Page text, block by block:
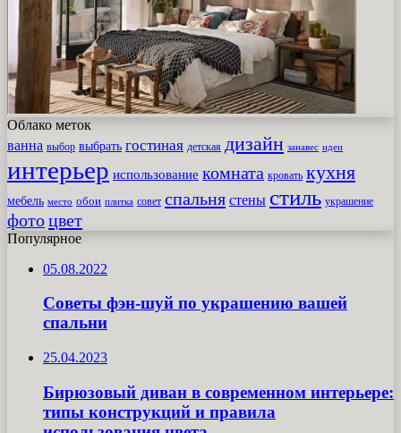
Облако меток
ванна выбор выбрать гостиная детская дизайн занавес идеи
интерьер использование комната кровать кухня
мебель место обои плитка совет спальня стены стиль украшение
фотоцвет
Популярное
05.08.2022
Советы фэн-шуй по украшению вашей
спальни
25.04.2023
Бирюзовый диван в современном интерьере:
типы конструкций и правила